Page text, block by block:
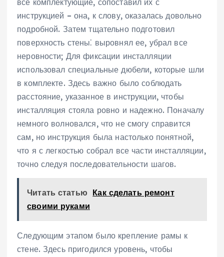
все комплектующие, сопоставил их с
инструкцией – она, к слову, оказалась довольно
подробной. Затем тщательно подготовил
поверхность стены⁚ выровнял ее, убрал все
неровности; Для фиксации инсталляции
использовал специальные дюбели, которые шли
в комплекте. Здесь важно было соблюдать
расстояние, указанное в инструкции, чтобы
инсталляция стояла ровно и надежно. Поначалу
немного волновался, что не смогу справится
сам, но инструкция была настолько понятной,
что я с легкостью собрал все части инсталляции,
точно следуя последовательности шагов.
Читать статью Как сделать ремонт
своими руками
Следующим этапом было крепление рамы к
стене. Здесь пригодился уровень, чтобы